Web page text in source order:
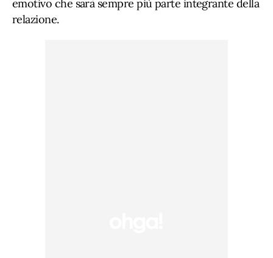
emotivo che sarà sempre più parte integrante della
relazione.